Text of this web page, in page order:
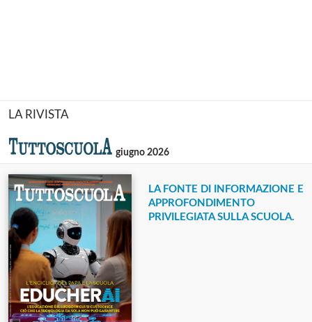
LA RIVISTA
giugno 2026
LA FONTE DI INFORMAZIONE E
APPROFONDIMENTO
PRIVILEGIATA SULLA SCUOLA.